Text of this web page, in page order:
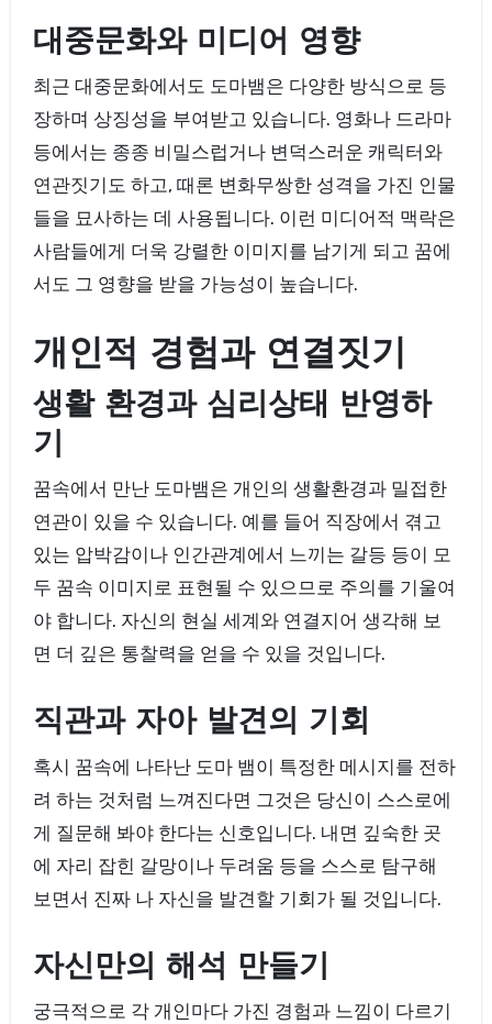
대중문화와 미디어 영향
최근 대중문화에서도 도마뱀은 다양한 방식으로 등
장하며 상징성을 부여받고 있습니다. 영화나 드라마
등에서는 종종 비밀스럽거나 변덕스러운 캐릭터와
연관짓기도 하고, 때론 변화무쌍한 성격을 가진 인물
들을 묘사하는 데 사용됩니다. 이런 미디어적 맥락은
사람들에게 더욱 강렬한 이미지를 남기게 되고 꿈에
서도 그 영향을 받을 가능성이 높습니다.
개인적 경험과 연결짓기
생활 환경과 심리상태 반영하
기
꿈속에서 만난 도마뱀은 개인의 생활환경과 밀접한
연관이 있을 수 있습니다. 예를 들어 직장에서 겪고
있는 압박감이나 인간관계에서 느끼는 갈등 등이 모
두 꿈속 이미지로 표현될 수 있으므로 주의를 기울여
야 합니다. 자신의 현실 세계와 연결지어 생각해 보
면 더 깊은 통찰력을 얻을 수 있을 것입니다.
직관과 자아 발견의 기회
혹시 꿈속에 나타난 도마 뱀이 특정한 메시지를 전하
려 하는 것처럼 느껴진다면 그것은 당신이 스스로에
게 질문해 봐야 한다는 신호입니다. 내면 깊숙한 곳
에 자리 잡힌 갈망이나 두려움 등을 스스로 탐구해
보면서 진짜 나 자신을 발견할 기회가 될 것입니다.
자신만의 해석 만들기
궁극적으로 각 개인마다 가진 경험과 느낌이 다르기